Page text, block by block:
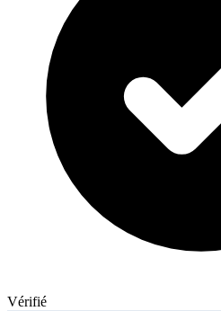
Vérifié